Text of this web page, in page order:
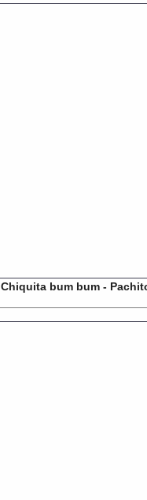
Chiquita bum bum -